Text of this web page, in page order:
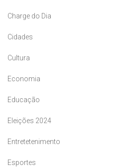
Charge do Dia
Cidades
Cultura
Economia
Educação
Eleições 2024
Entretetenimento
Esportes